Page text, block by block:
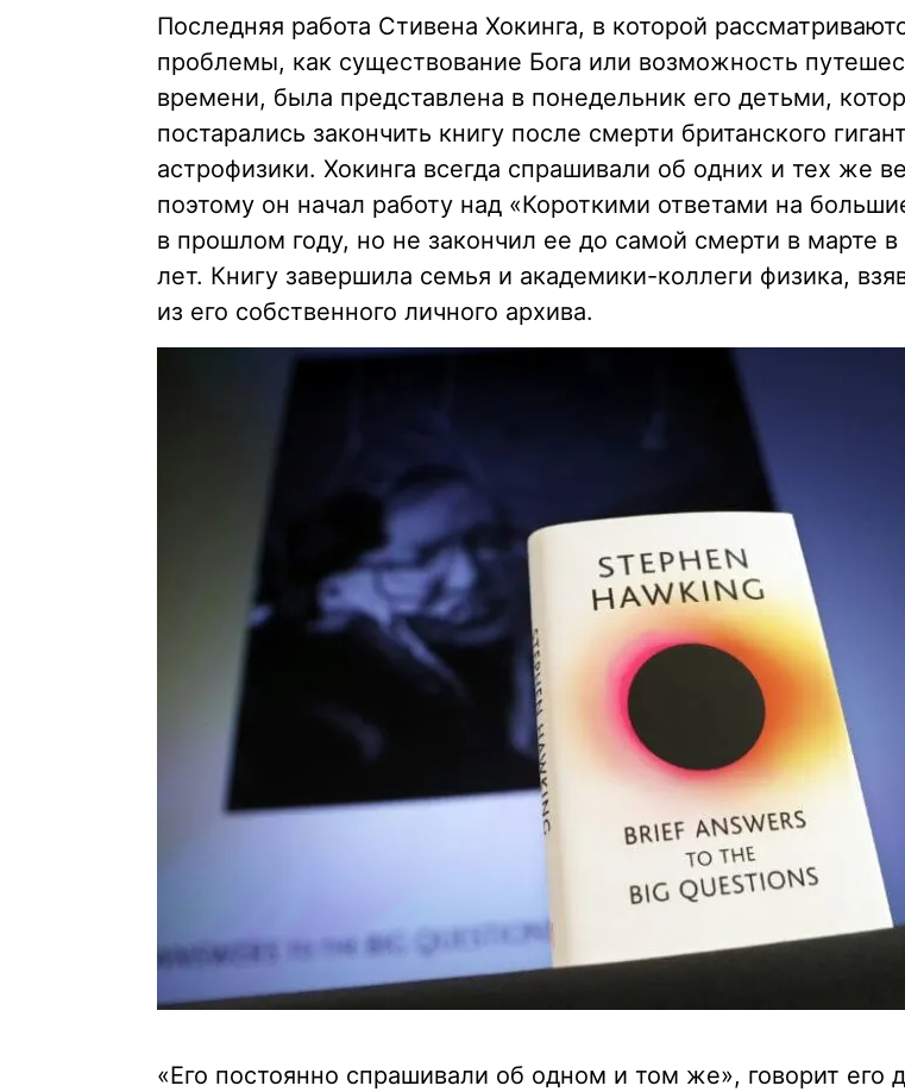
Последняя работа Стивена Хокинга, в которой
проблемы, как существование Бога или возможность
времени, была представлена в понедельник его детьми,
постарались закончить книгу после смерти британского
астрофизики. Хокинга всегда спрашивали об одних и тех же
поэтому он начал работу над «Короткими ответами на
в прошлом году, но не закончил ее до самой смерти в марте в
лет. Книгу завершила семья и академики-коллеги физика,
из его собственного личного архива.
«Его постоянно спрашивали об одном и том же», говорит его